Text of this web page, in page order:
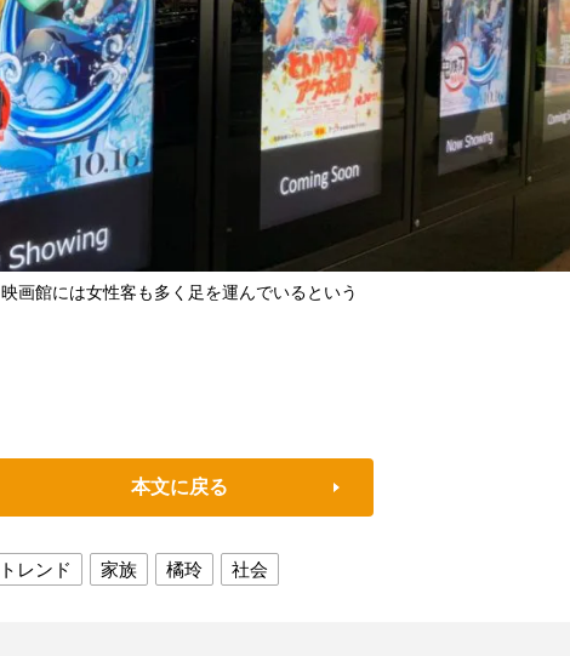
映画館には女性客も多く足を運んでいるという
本文に戻る
トレンド 家族 橘玲 社会